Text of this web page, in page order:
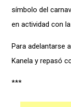
símbolo del
en actividad con
Para adelantarse
Kanela y repasó
***